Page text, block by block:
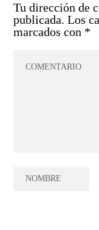
Tu dirección de
publicada. Los
marcados con *